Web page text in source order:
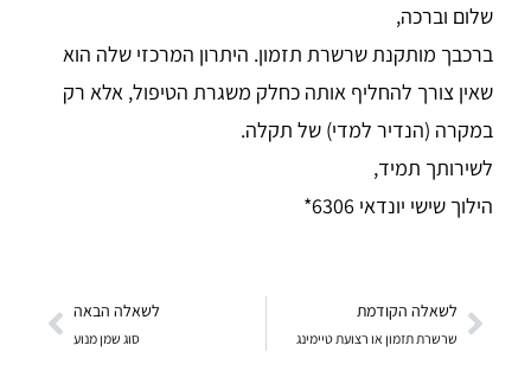
שלום וברכה,
ברכבך מותקנת שרשרת תזמון. היתרון המרכזי שלה הוא
שאין צורך להחליף אותה כחלק משגרת הטיפול, אלא רק
במקרה (הנדיר למדי) של תקלה.
לשירותך תמיד,
הילוך שישי יונדאי 6306*
לשאלה הקודמת
שרשרת תזמון או רצועת טיימינג
לשאלה הבאה
סוג שמן מנוע